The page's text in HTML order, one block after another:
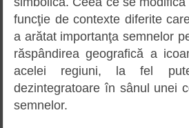
funcţie de contexte diferite
a arătat importanţa semnelor
răspândirea geografică a
acelei regiuni, la fel
dezintegratoare în sânul unei
semnelor.